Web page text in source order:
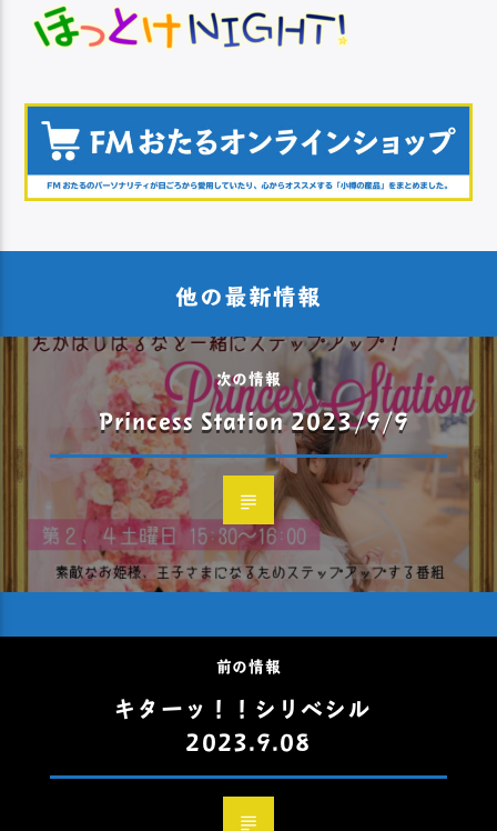
他の最新情報
次の情報
Princess Station 2023/9/9
前の情報
キターッ！！シリベシル
2023.9.08